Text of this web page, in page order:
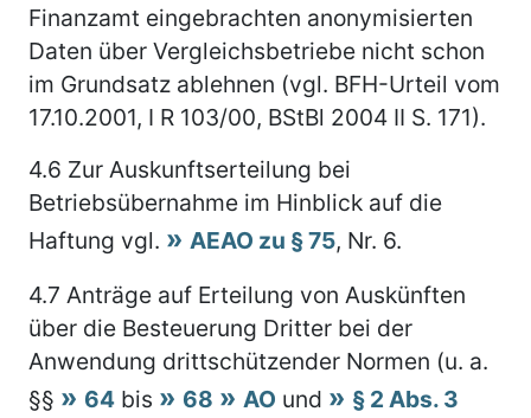
Finanzamt eingebrachten anonymisierten
Daten über Vergleichsbetriebe nicht schon
im Grundsatz ablehnen (vgl. BFH-Urteil vom
17.10.2001, I R 103/00, BStBl 2004 II S. 171).
4.6 Zur Auskunftserteilung bei
Betriebsübernahme im Hinblick auf die
Haftung vgl.
AEAO zu § 75, Nr. 6.
4.7 Anträge auf Erteilung von Auskünften
über die Besteuerung Dritter bei der
Anwendung drittschützender Normen (u. a.
§§
64 bis 68 AO und
§ 2 Abs. 3